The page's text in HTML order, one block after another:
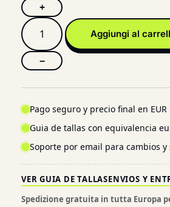
+
−
Aggiungi al
Pago seguro y precio final en EUR
Guia de tallas con equivalencia
Soporte por email para cambios
VER GUIA DE TALLASENVIOS Y
Spedizione gratuita in tutta Europa